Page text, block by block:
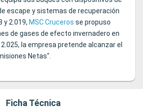
escape y sistemas de recuperación
y 2.019, MSC Cruceros se propuso
de gases de efecto invernadero en
2.025, la empresa pretende alcanzar el
Netas".
Ficha Técnica